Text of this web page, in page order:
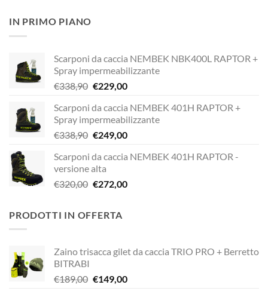
IN PRIMO PIANO
Scarponi da caccia NEMBEK NBK400L RAPTOR +
Spray impermeabilizzante
€338,90 Il
originale
era:
€338,90.
€229,00Il
attuale
è:
€229,00.
Scarponi da caccia NEMBEK 401H RAPTOR +
Spray impermeabilizzante
€338,90 Il
originale
era:
€338,90.
€249,00Il
attuale
€249,00.
Scarponi da caccia NEMBEK 401H RAPTOR -
versione alta
€320,00 Il
era:
€272,00Il
PRODOTTI IN OFFERTA
Zaino trisacca gilet da caccia TRIO PRO + Berretto
BITRABI
€189,00 Il
€149,00Il